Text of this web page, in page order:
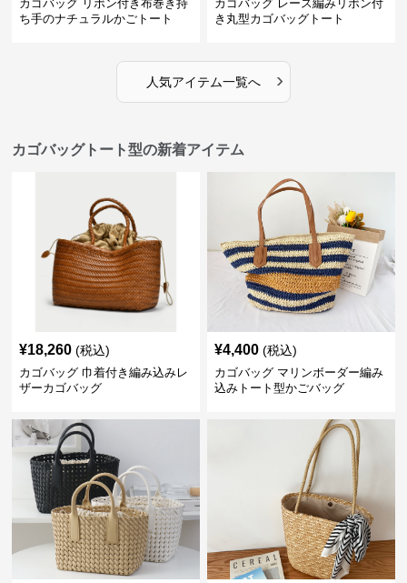
カゴバッグ リボン付き布巻き持
ち手のナチュラルかごトート
カゴバッグ レース編みリボン付
き丸型カゴバッグトート
人気アイテム一覧へ ›
カゴバッグトート型の新着アイテム
¥18,260 (税込)
カゴバッグ 巾着付き編み込みレ
ザーカゴバッグ
¥4,400 (税込)
カゴバッグ マリンボーダー編み
込みトート型かごバッグ